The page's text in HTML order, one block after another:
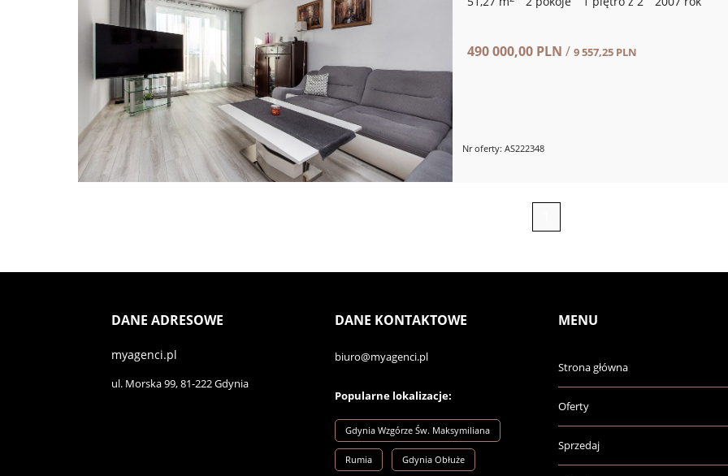
490 000,00 PLN / 9 557,25 PLN
Nr oferty: AS222348
DANE ADRESOWE
myagenci.pl
ul. Morska 99, 81-222 Gdynia
DANE KONTAKTOWE
biuro@myagenci.pl
Popularne lokalizacje:
Gdynia Wzgórze Św. Maksymiliana
Rumia Gdynia Obłuże
MENU
Strona główna
Oferty
Sprzedaj